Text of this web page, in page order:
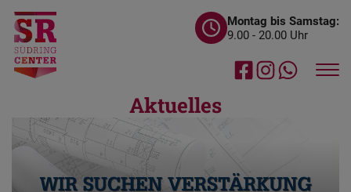
Montag bis Samstag:
9.00 - 20.00 Uhr
Aktuelles